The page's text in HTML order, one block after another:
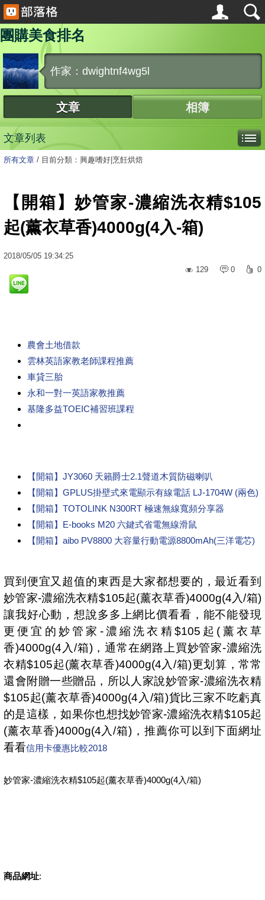
團購美食排名
作家：dwightnf4wg5l
文章 相簿
文章列表
所有文章 / 目前分類：興趣嗜好|烹飪烘焙
【開箱】妙管家-濃縮洗衣精$105
起(薰衣草香)4000g(4入-箱)
2018/05/05 19:34:25
129
0 0
農會土地借款
雲林英語家教老師課程推薦
車貸三胎
永和一對一英語家教推薦
基隆多益TOEIC補習班課程
【開箱】JY3060 天籟爵士2.1聲道木質防磁喇叭
【開箱】GPLUS掛壁式來電顯示有線電話 LJ-1704W (兩色)
【開箱】TOTOLINK N300RT 極速無線寬頻分享器
【開箱】E-books M20 六鍵式省電無線滑鼠
【開箱】aibo PV8800 大容量行動電源8800mAh(三洋電芯)
買到便宜又超值的東西是大家都想要的，最近看到
妙管家-濃縮洗衣精$105起(薰衣草香)4000g(4入/箱)
讓我好心動，想說多多上網比價看看，能不能發現
更便宜的妙管家-濃縮洗衣精$105起(薰衣草
香)4000g(4入/箱)，通常在網路上買妙管家-濃縮洗
衣精$105起(薰衣草香)4000g(4入/箱)更划算，常常
還會附贈一些贈品，所以人家說妙管家-濃縮洗衣精
$105起(薰衣草香)4000g(4入/箱)貨比三家不吃虧真
的是這樣，如果你也想找妙管家-濃縮洗衣精$105起
(薰衣草香)4000g(4入/箱)，推薦你可以到下面網址
看看信用卡優惠比較2018
妙管家-濃縮洗衣精$105起(薰衣草香)4000g(4入/箱)
商品網址: